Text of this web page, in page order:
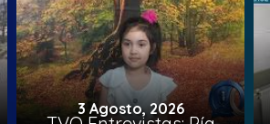
3 Agosto, 2026